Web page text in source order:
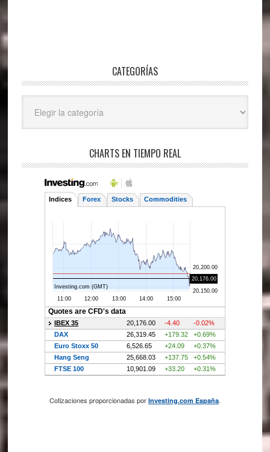
CATEGORÍAS
CHARTS EN TIEMPO REAL
Cotizaciones proporcionadas por Investing.com España.